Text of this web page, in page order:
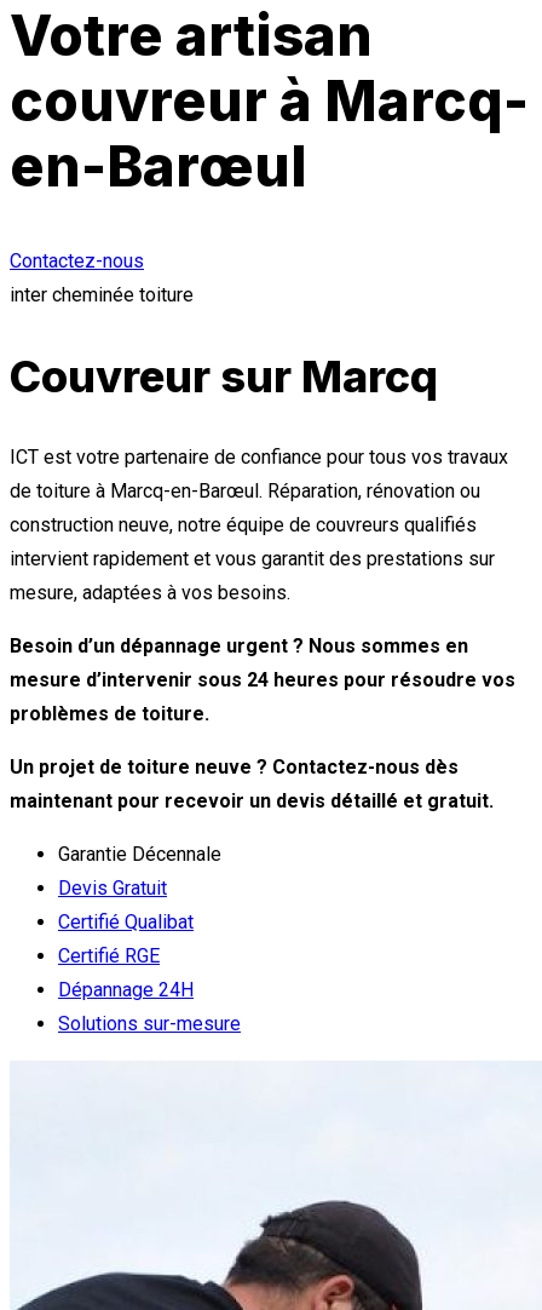
Votre artisan
couvreur à Marcq-
en-Barœul
Contactez-nous
inter cheminée toiture
Couvreur sur Marcq
ICT est votre partenaire de confiance pour tous vos travaux
de toiture à Marcq-en-Barœul. Réparation, rénovation ou
construction neuve, notre équipe de couvreurs qualifiés
intervient rapidement et vous garantit des prestations sur
mesure, adaptées à vos besoins.
Besoin d’un dépannage urgent ? Nous sommes en
mesure d’intervenir sous 24 heures pour résoudre vos
problèmes de toiture.
Un projet de toiture neuve ? Contactez-nous dès
maintenant pour recevoir un devis détaillé et gratuit.
Garantie Décennale
Devis Gratuit
Certifié Qualibat
Certifié RGE
Dépannage 24H
Solutions sur-mesure